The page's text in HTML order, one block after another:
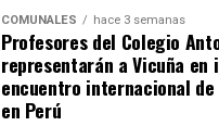
COMUNALES hace 3 semanas
Profesores del Colegio
representarán a Vicuña en
encuentro internacional de
en Perú